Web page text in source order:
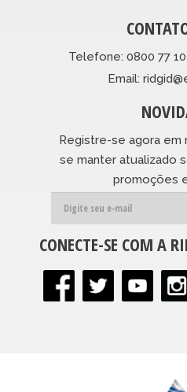
Telefone: 0800 77
Email:
Registre-se agora em
se manter atualizado
promoções
CONECTE-SE COM A